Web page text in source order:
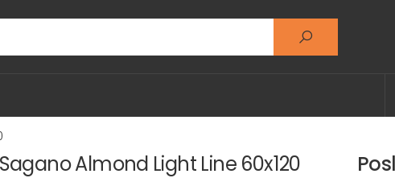
Sagano Almond Light Line 60x120